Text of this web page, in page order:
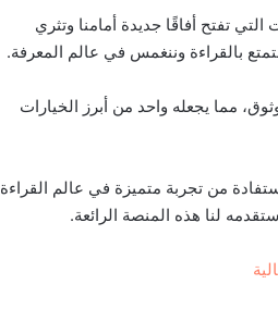
تفتح أفاقًا جديدة أمامنا وتثري
بالقراءة وننغمس في عالم المعرفة.
مما يجعله واحد من أبرز الخيارات
من تجربة متميزة في عالم القراءة
لنا هذه المنصة الرائعة.